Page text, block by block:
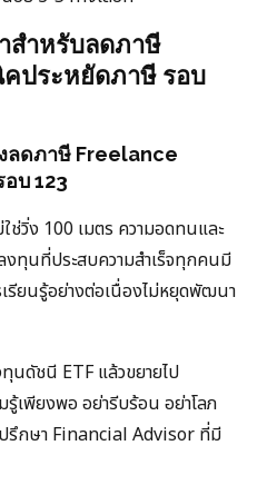
สำหรับลดภาษี
ประหยัดภาษี รอบ
ลดภาษี Freelance
บ 123
ช่วิ่ง 100 เมตร ความอดทนและ
นที่ประสบความสำเร็จทุกคนมี
ยนรู้อย่างต่อเนื่องไม่หยุดพัฒนา
ทุนดัชนี ETF แล้วขยายไป
เพียงพอ อย่ารีบร้อน อย่าโลภ
ปรึกษา Financial Advisor ที่มี